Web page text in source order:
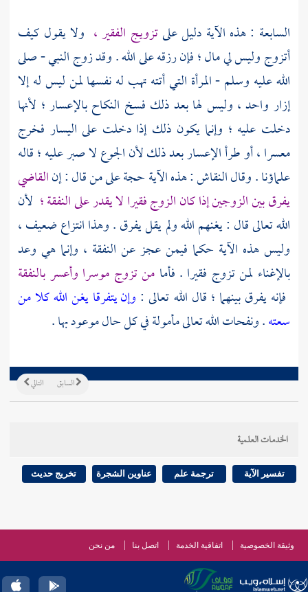
السابعة : هذه الآية دليل علىتزويج الفقير ، ولا يقول كيف
أتزوج وليس لي مال ؛ فإن رزقه على الله . وقد زوج النبي - صلى
الله عليه وسلم - المرأة التي أتته تهب له نفسها لمن ليس له إلا
إزار واحد ، وليس لها بعد ذلك فسخ النكاح بالإعسار ؛ لأنها
دخلت عليه ؛ وإنما يكون ذلك إذا دخلت على اليسار فخرج
معسرا ، أو طرأ الإعسار بعد ذلك لأن الجوع لا صبر عليه ؛ قاله
علماؤنا . وقالالنقاش: هذه الآية حجة على من قال : إنالقاضي
يفرق بين الزوجين إذا كان الزوج فقيرا لا يقدر على النفقة ؛ لأن
الله تعالى قال : يغنهم الله ولم يقل يفرق . وهذا انتزاع ضعيف ،
وليس هذه الآية حكما فيمن عجز عن النفقة ، وإنما هي وعد
بالإغناء لمن تزوج فقيرا . فأما من تزوج موسرا وأعسر بالنفقة
فإنه يفرق بينهما ؛ قال الله تعالى : وإن يتفرقا يغن الله كلا من
سعته. ونفحات الله تعالى مأمولة في كل حال موعود بها .
التالي السابق
الخدمات العلمية
تفسير الآية ترجمة علم عناوين الشجرة تخريج حديث
وثيقة الخصوصية اتفاقية الخدمة اتصل بنا من نحن